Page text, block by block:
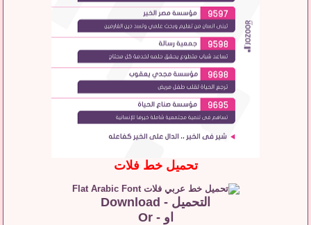
تحميل خط فلات
التحميل - Download
او - Or